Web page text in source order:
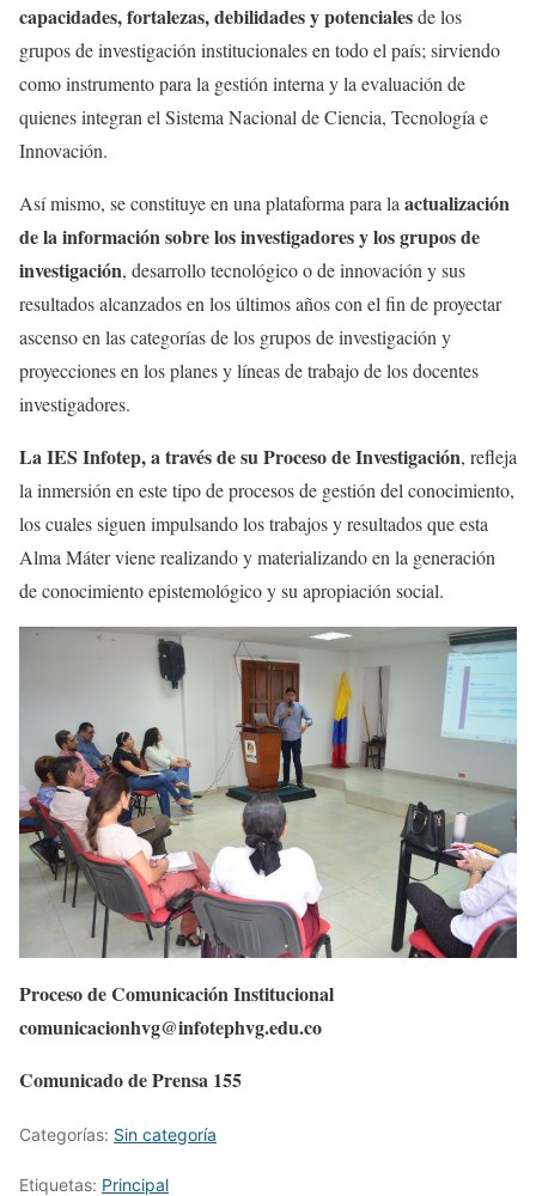
capacidades, fortalezas, debilidades y potencialesde los
grupos de investigación institucionales en todo el país; sirviendo
como instrumento para la gestión interna y la evaluación de
quienes integran el Sistema Nacional de Ciencia, Tecnología e
Innovación.
Así mismo, se constituye en una plataforma para la actualización
de la información sobre los investigadores y los grupos de
investigación, desarrollo tecnológico o de innovación y sus
resultados alcanzados en los últimos años con el fin de proyectar
ascenso en las categorías de los grupos de investigación y
proyecciones en los planes y líneas de trabajo de los docentes
investigadores.
La IES Infotep, a través de su Proceso de Investigación, refleja
la inmersión en este tipo de procesos de gestión del conocimiento,
los cuales siguen impulsando los trabajos y resultados que esta
Alma Máter viene realizando y materializando en la generación
de conocimiento epistemológico y su apropiación social.
Proceso de Comunicación Institucional
comunicacionhvg@infotephvg.edu.co
Comunicado de Prensa 155
Categorías: Sin categoría
Etiquetas: Principal